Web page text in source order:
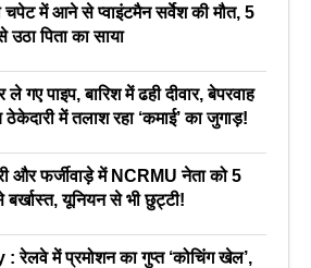
चपेट में आने से प्वाइंटमैन सर्वेश की मौत, 5
पिता का साया
गए पाइप, बारिश में ढही दीवार, बेपरवाह
ठेकेदारी में तलाश रहा ‘कमाई’ का जुगाड़!
और फर्जीवाड़े में NCRMU नेता को 5
यूनियन से भी छुट्टी!
में प्रमोशन का गुप्त ‘कोचिंग खेल’,